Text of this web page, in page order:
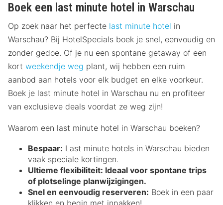
Boek een last minute hotel in Warschau
Op zoek naar het perfecte last minute hotel in
Warschau? Bij HotelSpecials boek je snel, eenvoudig en
zonder gedoe. Of je nu een spontane getaway of een
kort weekendje weg plant, wij hebben een ruim
aanbod aan hotels voor elk budget en elke voorkeur.
Boek je last minute hotel in Warschau nu en profiteer
van exclusieve deals voordat ze weg zijn!
Waarom een last minute hotel in Warschau boeken?
Bespaar: Last minute hotels in Warschau bieden
vaak speciale kortingen.
Ultieme flexibiliteit: Ideaal voor spontane trips
of plotselinge planwijzigingen.
Snel en eenvoudig reserveren: Boek in een paar
klikken en begin met inpakken!